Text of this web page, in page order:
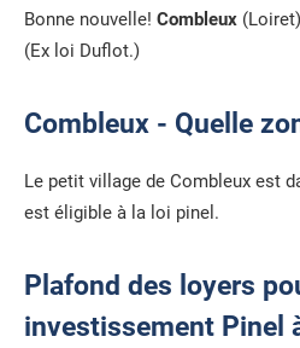
Bonne nouvelle! Combleux
(Ex loi Duflot.)
Combleux - Quelle
Le petit village de Combleux est
est éligible à la loi pinel.
Plafond des loyers
investissement Pinel